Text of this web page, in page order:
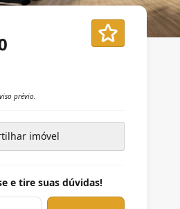
prévio.
imóvel
e tire suas dúvidas!